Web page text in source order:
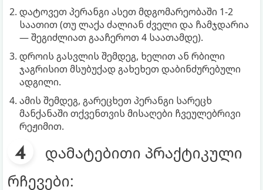
დატოვეთ პერანგი ასეთ მდგომარეობაში 1-2
საათით (თუ ლაქა ძალიან ძველი და ჩამჯდარია
— შეგიძლიათ გააჩეროთ 4 საათამდე).
დროის გასვლის შემდეგ, ხელით ან რბილი
ჯაგრისით მსუბუქად გახეხეთ დაბინძურებული
ადგილი.
ამის შემდეგ, გარეცხეთ პერანგი სარეცხ
მანქანაში თქვენთვის მისაღები ჩვეულებრივი
რეჟიმით.
დამატებითი პრაქტიკული
რჩევები: